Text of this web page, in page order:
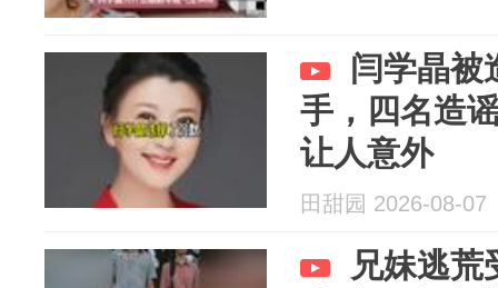
闫学晶被
手，四名造
让人意外
田甜园 2026-08-07
兄妹逃荒